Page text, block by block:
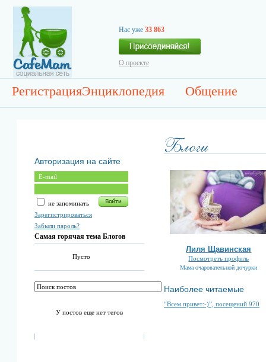
Нас уже 33 863
О проекте
РегистрацияЭнциклопедия Общение
Авторизация на сайте
не запоминать
Зарегистрироваться
Забыли пароль?
Самая горячая тема Блогов
Пусто
У постов еще нет тегов
Лиля Щавинская
Посмотреть профиль
Мама очаровательной дочурки
Наиболее читаемые
“Всем привет:-)”, посещений 970